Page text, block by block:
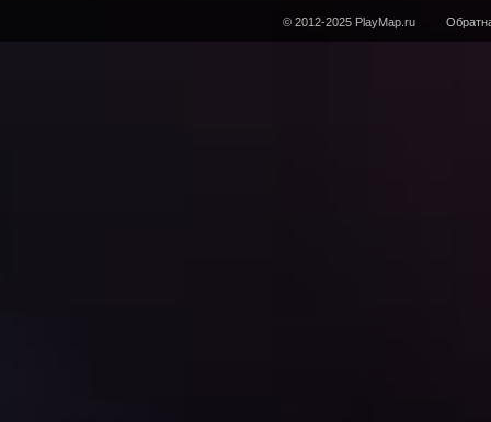
© 2012-2025 PlayMap.ru